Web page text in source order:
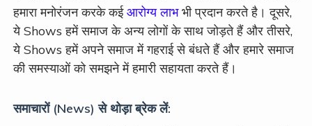
हमारा मनोरंजन करके कईआरोग्य लाभ भी प्रदान करते है। दूसरे,
ये Shows हमें समाज के अन्य लोगों के साथ जोड़ते हैं और तीसरे,
ये Shows हमें अपने समाज में गहराई से बंधते हैं और हमारे समाज
की समस्याओं को समझने में हमारी सहायता करते हैं।
समाचारों (News) से थोड़ा ब्रेक लें: